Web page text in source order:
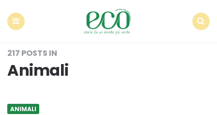
217 POSTS IN
Animali
ANIMALI